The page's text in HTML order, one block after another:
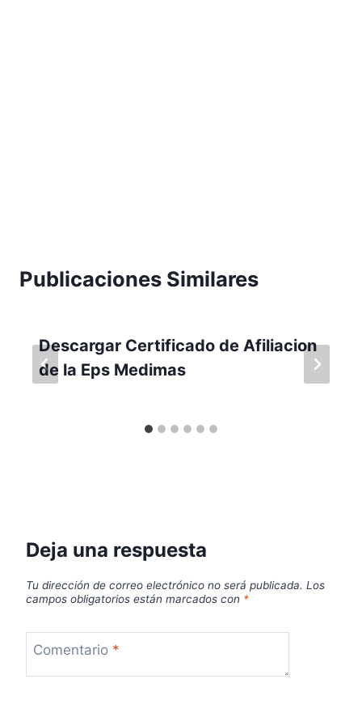
Publicaciones Similares
Descargar Certificado de Afiliacion
de la Eps Medimas
Deja una respuesta
Tu dirección de correo electrónico no será publicada. Los
campos obligatorios están marcados con *
Comentario *